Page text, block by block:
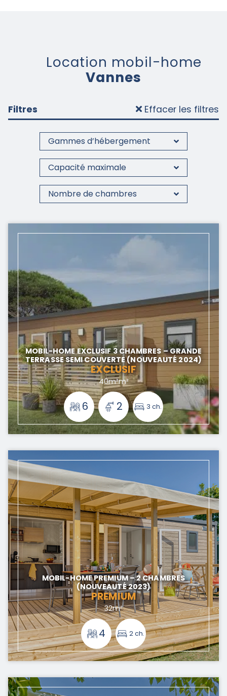
Location mobil-home
Vannes
Filtres Effacer les filtres
Gammes d’hébergement
Capacité maximale
Nombre de chambres
MOBIL-HOME EXCLUSIF 3 CHAMBRES – GRANDE
TERRASSE SEMI COUVERTE (NOUVEAUTÉ 2024)
EXCLUSIF
40m²m²
6 2 3 ch.
MOBIL-HOME PREMIUM – 2 CHAMBRES
(NOUVEAUTÉ 2023)
PREMIUM
32m²
4 2 ch.